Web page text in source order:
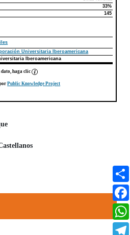
33%
145
Universitaria Iberoamericana
Iberoamericana
dato, haga clic
Public Knowledge Project
artículo